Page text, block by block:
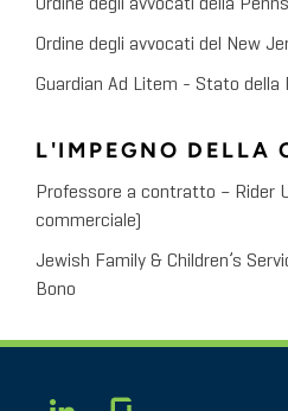
Ordine degli avvocati della
Ordine degli avvocati del New
Guardian Ad Litem - Stato della
L'IMPEGNO DELLA
Professore a contratto – Rider
commerciale)
Jewish Family & Children’s
Bono